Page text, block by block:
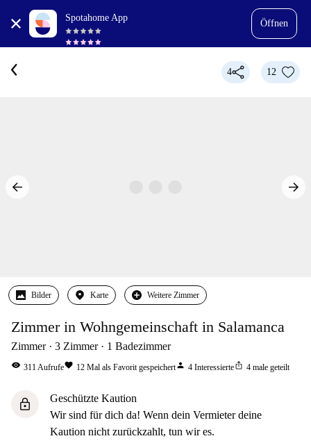
Spotahome App
Öffnen
4 12
Bilder Karte Weitere Zimmer
Zimmer in Wohngemeinschaft in Salamanca
Zimmer 3 Zimmer 1 Badezimmer
visibility 311Aufrufefavorite 12 Mal als Favorit gespeichertperson 4 Interessierteios_share 4 male geteilt
lock
Geschützte Kaution
Wir sind für dich da! Wenn dein Vermieter deine
Kaution nicht zurückzahlt, tun wir es.